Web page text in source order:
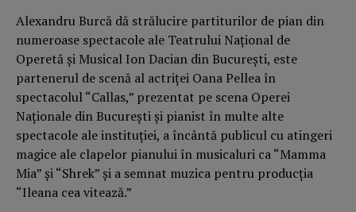
Alexandru Burcă dă strălucire partiturilor de pian din
numeroase spectacole ale Teatrului Naţional de
Operetă şi Musical Ion Dacian din Bucureşti, este
partenerul de scenă al actriţei Oana Pellea în
spectacolul “Callas,” prezentat pe scena Operei
Naţionale din Bucureşti şi pianist în multe alte
spectacole ale instituției, a încântă publicul cu atingeri
magice ale clapelor pianului în musicaluri ca “Mamma
Mia” şi “Shrek” şi a semnat muzica pentru producţia
“Ileana cea vitează.”